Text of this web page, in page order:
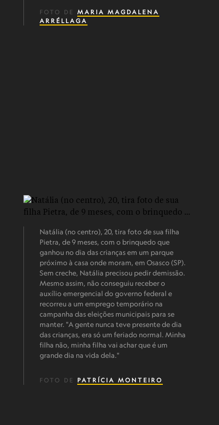
FOTO DE MARIA MAGDALENA
ARRÉLLAGA
Natália (no centro), 20, tira foto de sua filha
Pietra, de 9 meses, com o brinquedo que
ganhou no dia das crianças em um parque
próximo à casa onde moram, em Osasco (SP).
Sem creche, Natália precisou pedir demissão.
Mesmo assim, não conseguiu receber o
auxílio emergencial do governo federal e
recorreu a um emprego temporário na
campanha das eleições municipais para se
manter. "A gente nunca teve presente de dia
das crianças, era só um feriado normal. Minha
filha não, minha filha vai achar que é um
grande dia na vida dela."
FOTO DE PATRÍCIA MONTEIRO